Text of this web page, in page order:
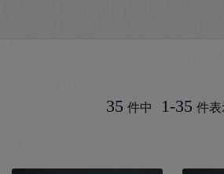
35 件中 1-35 件